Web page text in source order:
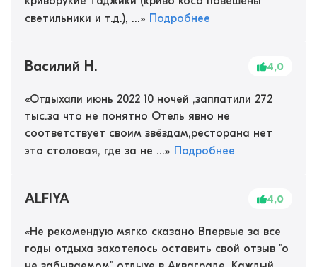
светильники и т.д.), ...» Подробнее
Василий Н. 4,0
«Отдыхали июнь 2022 10 ночей ,заплатили 272
тыс.за что не понятно Отель явно не
соответствует своим звёздам,ресторана нет
это столовая, где за не ...» Подробнее
ALFIYA 4,0
«Не рекомендую мягко сказано Впервые за все
годы отдыха захотелось оставить свой отзыв "о